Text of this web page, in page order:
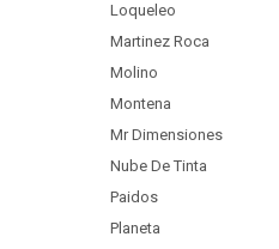
Loqueleo
Martinez Roca
Molino
Montena
Mr Dimensiones
Nube De Tinta
Paidos
Planeta